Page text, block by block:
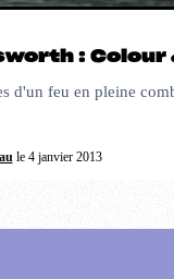
:
d'un feu en pleine
le 4 janvier 2013